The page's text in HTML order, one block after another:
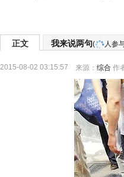
正文 我来说两句( 人参
2015-08-02 03:15:57 来源： 综合 作